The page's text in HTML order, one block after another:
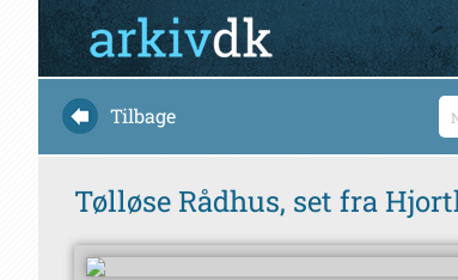
Tilbage
Tølløse Rådhus, set fra